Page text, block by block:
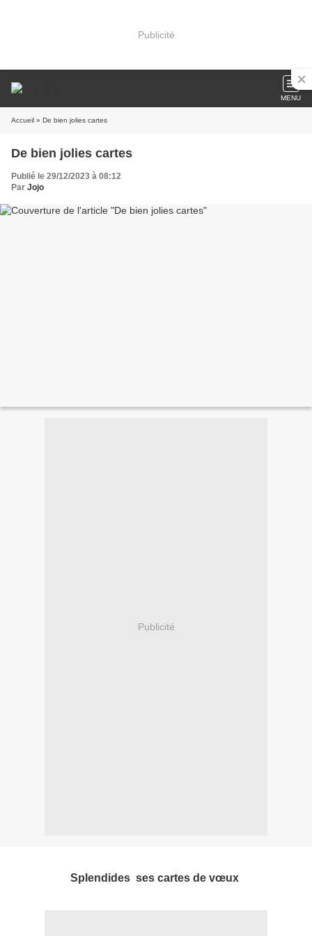
Publicité
MENU
Accueil » De bien jolies cartes
De bien jolies cartes
Publié le 29/12/2023 à 08:12
Par Jojo
Publicité
Splendides ses cartes de vœux